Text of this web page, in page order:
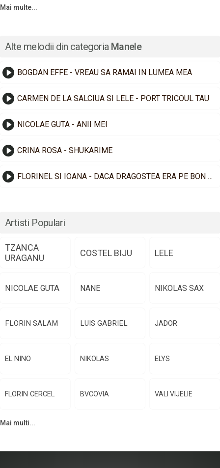
Mai multe...
Alte melodii din categoria Manele
BOGDAN EFFE - VREAU SA RAMAI IN LUMEA MEA
CARMEN DE LA SALCIUA SI LELE - PORT TRICOUL TAU
NICOLAE GUTA - ANII MEI
CRINA ROSA - SHUKARIME
FLORINEL SI IOANA - DACA DRAGOSTEA ERA PE BON FISCAL
Artisti Populari
TZANCA
URAGANU
COSTEL BIJU LELE
NICOLAE GUTA NANE NIKOLAS SAX
FLORIN SALAM LUIS GABRIEL JADOR
EL NINO NIKOLAS ELYS
FLORIN CERCEL BVCOVIA VALI VIJELIE
Mai multi...